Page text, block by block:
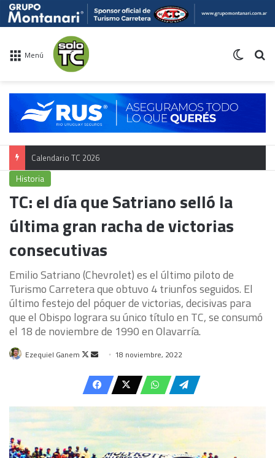
Menú
Calendario TC 2026
Historia
TC: el día que Satriano selló la
última gran racha de victorias
consecutivas
Emilio Satriano (Chevrolet) es el último piloto de
Turismo Carretera que obtuvo 4 triunfos seguidos. El
último festejo del póquer de victorias, decisivas para
que el Obispo lograra su único título en TC, se consumó
el 18 de noviembre de 1990 en Olavarría.
Ezequiel Ganem
Follow
X
Send
email
18 noviembre, 2022